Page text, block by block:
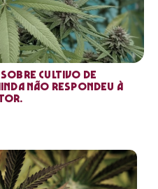
cultivo de
não respondeu à